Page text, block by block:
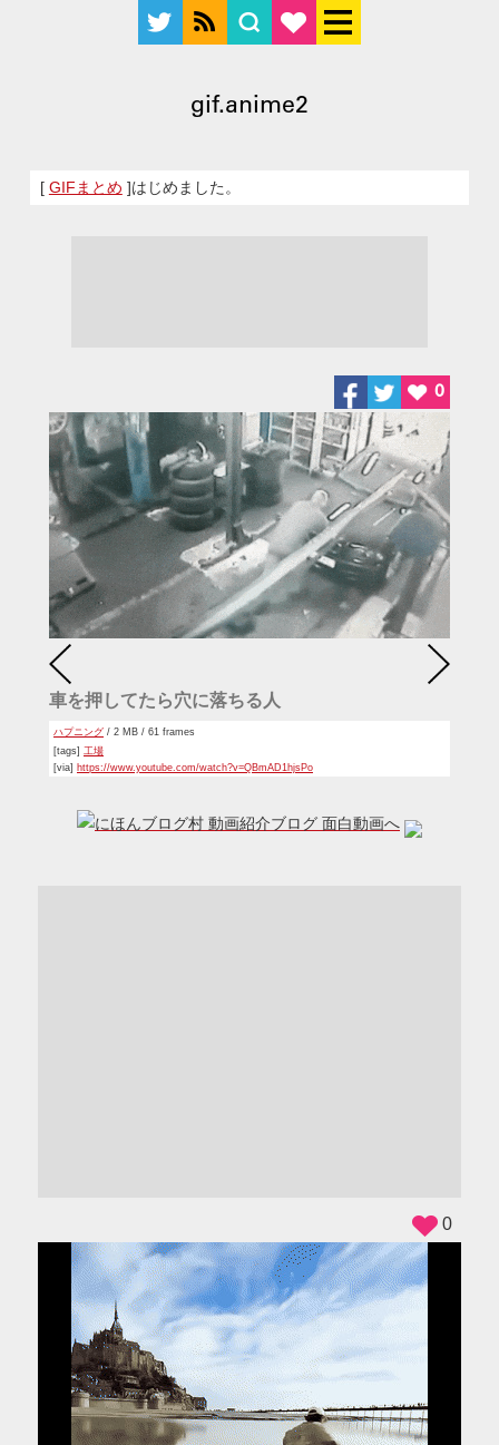
gif.anime2
[ GIFまとめ ]はじめました。
車を押してたら穴に落ちる人
ハプニング / 2 MB / 61 frames
[tags] 工場
[via] https://www.youtube.com/watch?v=QBmAD1hjsPo
0
0